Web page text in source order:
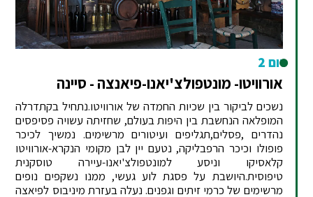
יום 2
אורוויטו- מונטפולצ'יאנו-פיאנצה - סיינה
נשכים לביקור בין שכיות החמדה של אורוויטו.נתחיל בקתדרלה
המופלאה הנחשבת בין היפות בעולם, שחזיתה עשויה פסיפסים
נהדרים ,פסלים,תגליפים ועיטורים מרשימים. נמשיך לכיכר
פופולו וכיכר הרפבליקה, נטעם יין לבן מקומי הנקרא-אורוויטו
קלאסיקו וניסע למונטפולצ'יאנו-עיירה טוסקנית
טיפוסית.היושבת על פסגת לוע געשי, ממנו נשקפים נופים
מרשימים של כרמי זיתים וגפנים. נעלה בעזרת מיניבוס לפיאצה